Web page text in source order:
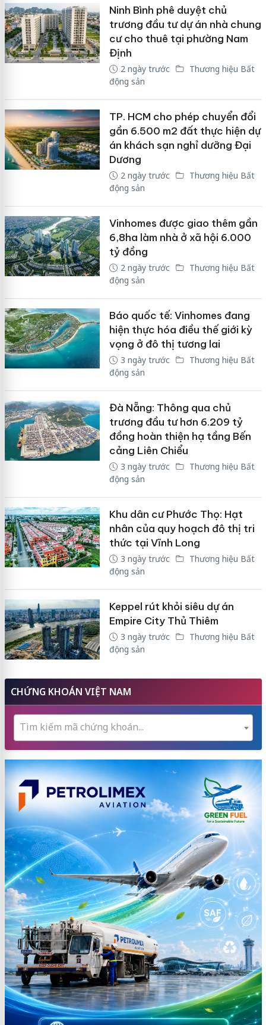
Ninh Bình phê duyệt chủ
trương đầu tư dự án nhà chung
cư cho thuê tại phường Nam
Định
2 ngày trước
Thương hiệu Bất
động sản
TP. HCM cho phép chuyển đổi
gần 6.500 m2 đất thực hiện dự
án khách sạn nghỉ dưỡng Đại
Dương
2 ngày trước
Thương hiệu Bất
động sản
Vinhomes được giao thêm gần
6,8ha làm nhà ở xã hội 6.000
tỷ đồng
2 ngày trước
Thương hiệu Bất
động sản
Báo quốc tế: Vinhomes đang
hiện thực hóa điều thế giới kỳ
vọng ở đô thị tương lai
3 ngày trước
Thương hiệu Bất
động sản
Đà Nẵng: Thông qua chủ
trương đầu tư hơn 6.209 tỷ
đồng hoàn thiện hạ tầng Bến
cảng Liên Chiểu
3 ngày trước
Thương hiệu Bất
động sản
Khu dân cư Phước Thọ: Hạt
nhân của quy hoạch đô thị tri
thức tại Vĩnh Long
3 ngày trước
Thương hiệu Bất
động sản
Keppel rút khỏi siêu dự án
Empire City Thủ Thiêm
3 ngày trước
Thương hiệu Bất
động sản
CHỨNG KHOÁN VIỆT NAM
Tìm kiếm mã chứng khoán...